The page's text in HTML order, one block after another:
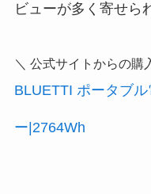
ビューが多く寄せら
＼ 公式サイトからの購
BLUETTI ポータブ
ー|2764Wh